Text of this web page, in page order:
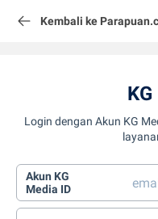
Kembali ke
Login dengan Akun KG
Akun KG
Media ID